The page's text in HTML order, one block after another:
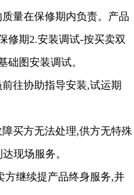
量在保修期内负责。产品
修期2.安装调试-按买卖双
础图安装调试。
往协助指导安装,试运期
买方无法处理,供方无特殊
达现场服务。
方继续提产品终身服务,并